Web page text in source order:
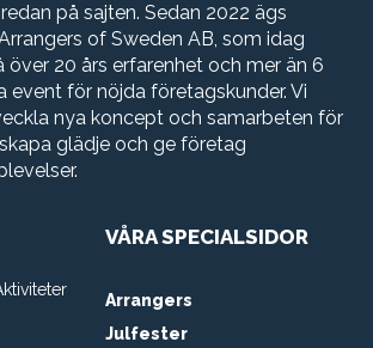
på sajten. Sedan 2022 ägs
of Sweden AB, som idag
över 20 års erfarenhet och mer än 6
event för nöjda företagskunder. Vi
nya koncept och samarbeten för
glädje och ge företag
VÅRA SPECIALSIDOR
Arrangers
Julfester